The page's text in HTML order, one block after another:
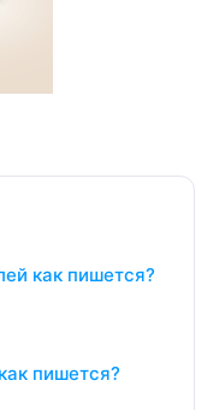
как пишется?
пишется?